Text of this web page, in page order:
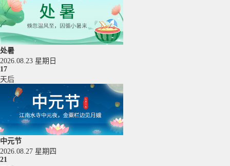
处暑
2026.08.23 星期日
17
天后
中元节
2026.08.27 星期四
21